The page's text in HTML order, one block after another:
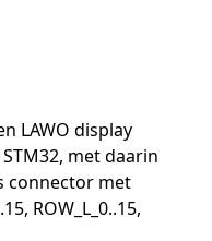
LAWO display
met daarin
connector met
ROW_L_0..15,